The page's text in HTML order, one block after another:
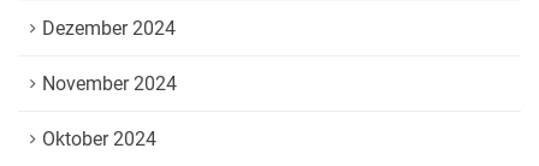
Dezember 2024
November 2024
Oktober 2024